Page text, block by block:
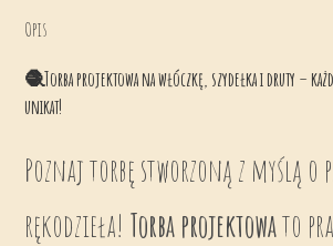
Opis
🧶Torba projektowa na włóczkę, szydełka i druty –
unikat!
Poznaj torbę stworzoną z myślą o
rękodzieła! Torba projektowato